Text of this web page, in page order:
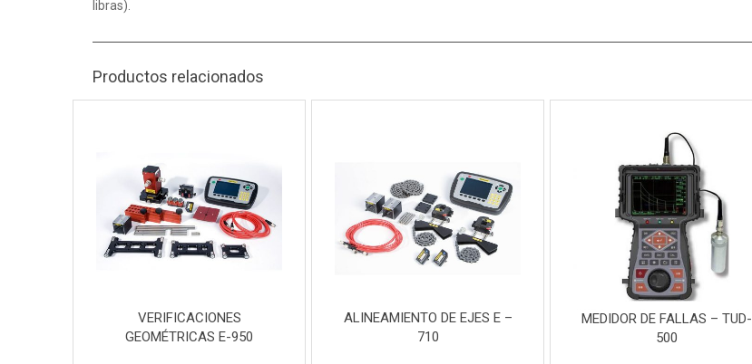
libras).
Productos relacionados
VERIFICACIONES
GEOMÉTRICAS E-950
ALINEAMIENTO DE EJES E –
710
MEDIDOR DE FALLAS – TUD-
500